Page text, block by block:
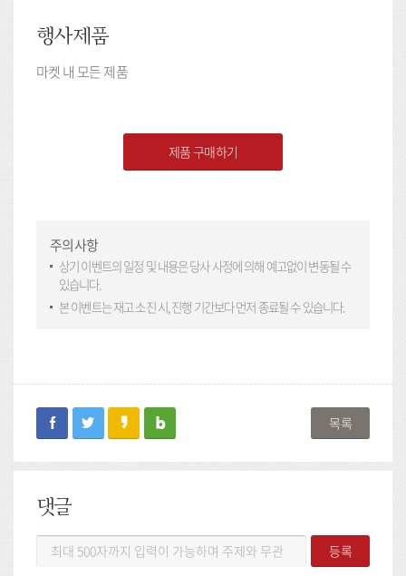
행사제품
마켓 내 모든 제품
제품 구매하기
주의사항
상기 이벤트의 일정 및 내용은 당사 사정에 의해 예고없이 변동될 수
있습니다.
본 이벤트는 재고 소진 시, 진행 기간보다 먼저 종료될 수 있습니다.
facebooktwitter kakaostoryblog 목록
댓글
등록